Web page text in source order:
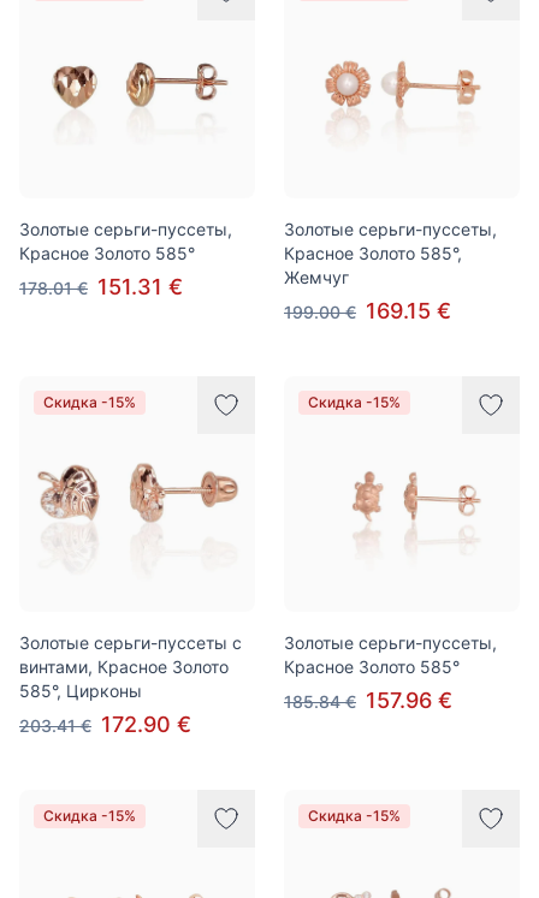
Золотые серьги-пуссеты,
Красное Золото 585°
178.01 € 151.31 €
Золотые серьги-пуссеты,
Красное Золото 585°,
Жемчуг
199.00 € 169.15 €
Скидка -15%
Золотые серьги-пуссеты с
винтами, Красное Золото
585°, Цирконы
203.41 € 172.90 €
Скидка -15%
Золотые серьги-пуссеты,
Красное Золото 585°
185.84 € 157.96 €
Скидка -15% Скидка -15%